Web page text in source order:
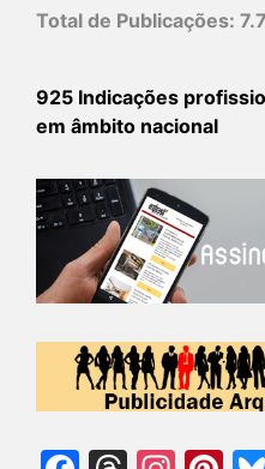
Total de Publicações:
925 Indicações
em âmbito nacional